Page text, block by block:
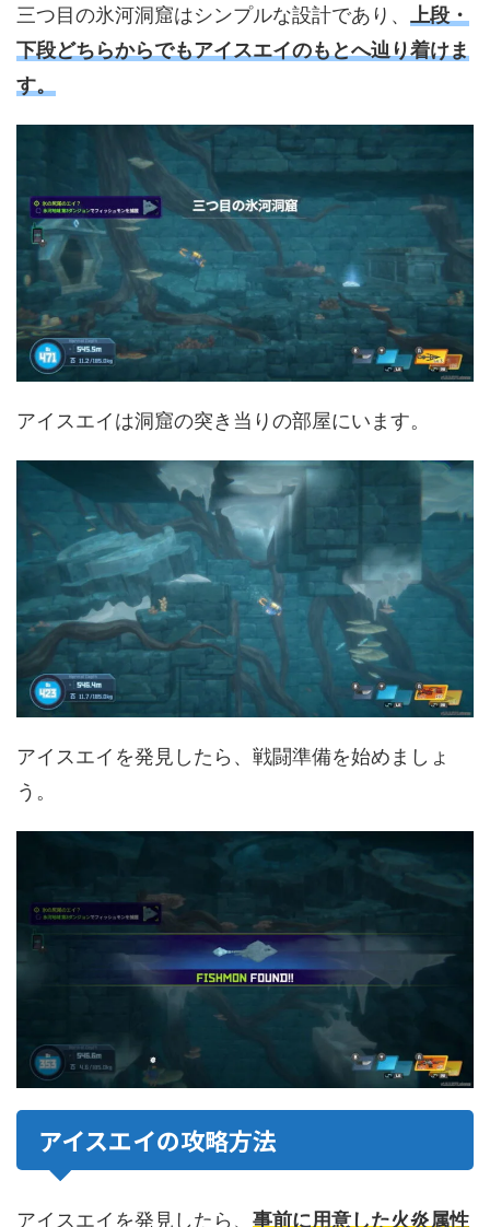
三つ目の氷河洞窟はシンプルな設計であり、
上段・
下段どちらからでもアイスエイのもとへ辿り着けま
す。
アイスエイは洞窟の突き当りの部屋にいます。
アイスエイを発見したら、戦闘準備を始めましょ
う。
アイスエイの攻略方法
アイスエイを発見したら、 事前に用意した火炎属性